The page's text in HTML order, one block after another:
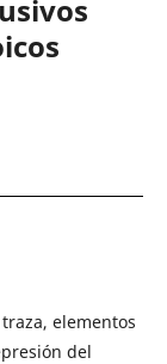
elementos
del